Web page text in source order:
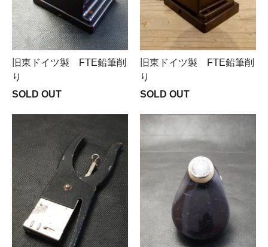
旧東ドイツ製 FTE鉛筆削
り
SOLD OUT
旧東ドイツ製 FTE鉛筆削
り
SOLD OUT